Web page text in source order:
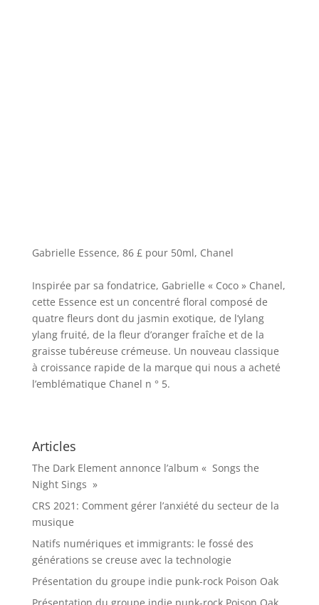
Gabrielle Essence, 86 £ pour 50ml, Chanel
Inspirée par sa fondatrice, Gabrielle « Coco » Chanel,
cette Essence est un concentré floral composé de
quatre fleurs dont du jasmin exotique, de l’ylang
ylang fruité, de la fleur d’oranger fraîche et de la
graisse tubéreuse crémeuse. Un nouveau classique
à croissance rapide de la marque qui nous a acheté
l’emblématique Chanel n ° 5.
Articles
The Dark Element annonce l’album « Songs the
Night Sings »
CRS 2021: Comment gérer l’anxiété du secteur de la
musique
Natifs numériques et immigrants: le fossé des
générations se creuse avec la technologie
Présentation du groupe indie punk-rock Poison Oak